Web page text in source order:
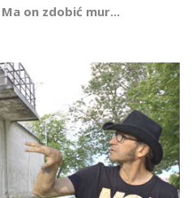
on zdobić mur...